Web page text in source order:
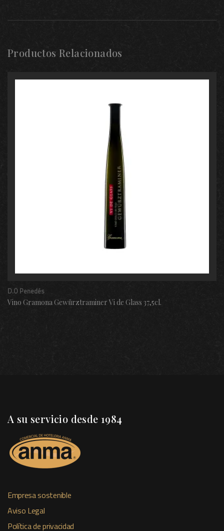
Productos Relacionados
D.O Penedés
Vino Gramona Gewürztraminer Vi de Glass 37,5cl.
A su servicio desde 1984
Empresa sostenible
Aviso Legal
Política de privacidad